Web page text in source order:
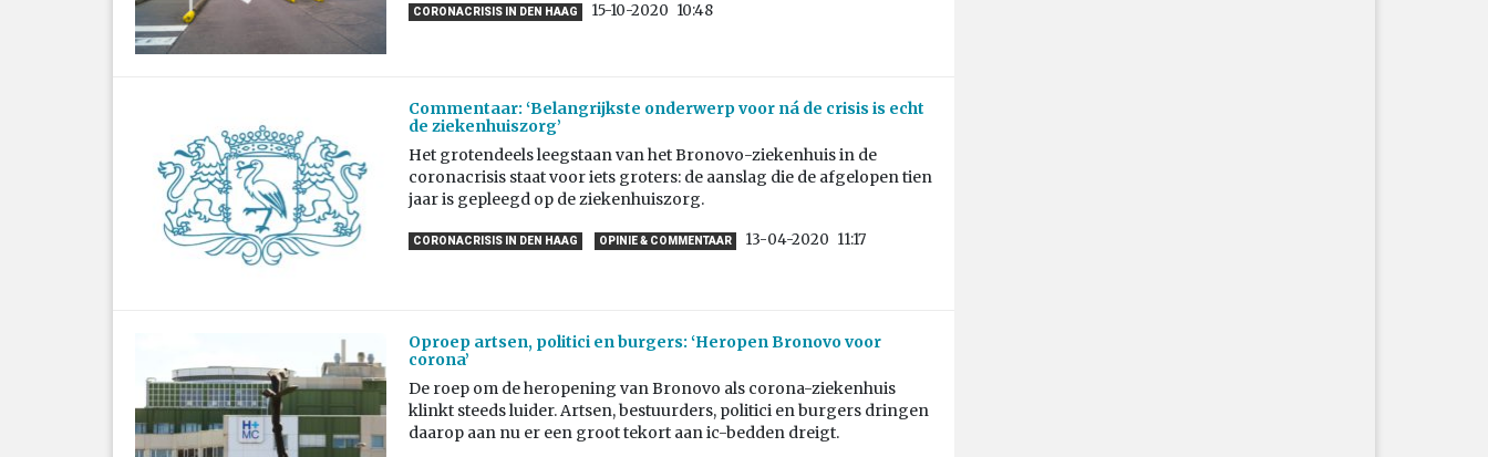
CORONACRISIS IN DEN HAAG 15-10-2020 10:48
Commentaar: ‘Belangrijkste onderwerp voor ná de crisis is echt
de ziekenhuiszorg’
Het grotendeels leegstaan van het Bronovo-ziekenhuis in de
coronacrisis staat voor iets groters: de aanslag die de afgelopen tien
jaar is gepleegd op de ziekenhuiszorg.
CORONACRISIS IN DEN HAAG OPINIE & COMMENTAAR 13-04-2020 11:17
Oproep artsen, politici en burgers: ‘Heropen Bronovo voor
corona’
De roep om de heropening van Bronovo als corona-ziekenhuis
klinkt steeds luider. Artsen, bestuurders, politici en burgers dringen
daarop aan nu er een groot tekort aan ic-bedden dreigt.